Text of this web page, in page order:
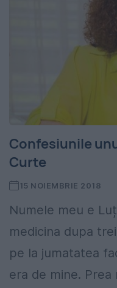
Confesiunile
Curte
15 NOIEMBRIE 2018
Numele meu e
medicina dupa
pe la jumatatea
era de mine.